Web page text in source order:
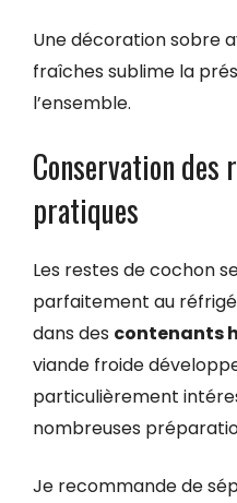
Une décoration sobre
fraîches sublime la
l’ensemble.
Conservation des
pratiques
Les restes de cochon
parfaitement au
dans des contenants
viande froide
particulièrement
nombreuses
Je recommande de